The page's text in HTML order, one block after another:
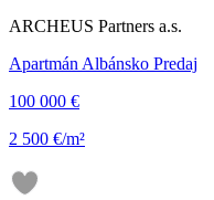
ARCHEUS Partners a.s.
Apartmán Albánsko Predaj
100 000 €
2 500 €/m²